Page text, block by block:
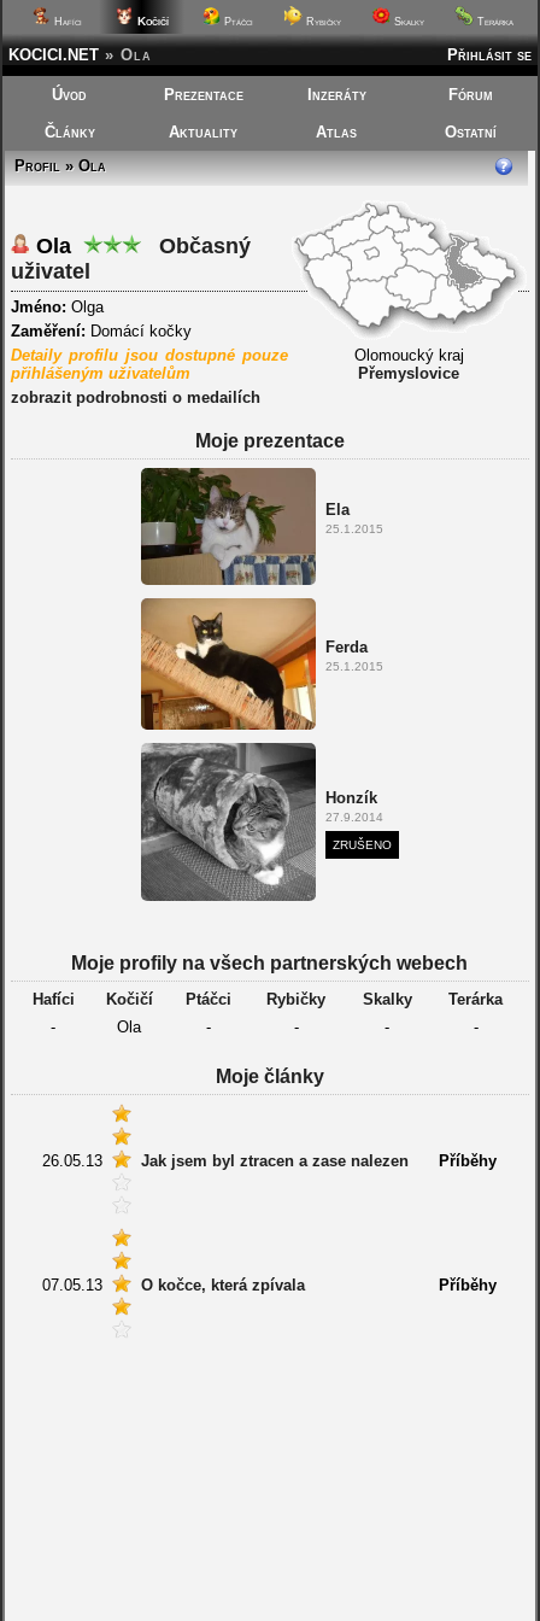
Hafíci Kočičí Ptáčci Rybičky Skalky Terárka
Přihlásit se
KOCICI.NET » Ola
Úvod Prezentace Inzeráty Fórum
Články Aktuality Atlas
Ostatní
Profil » Ola
Olomoucký kraj
Přemyslovice
Ola
Občasný
uživatel
Jméno: Olga
Zaměření: Domácí kočky
Detaily profilu jsou dostupné pouze
přihlášeným uživatelům
zobrazit podrobnosti o medailích
Moje prezentace
Ela
25.1.2015
Ferda
25.1.2015
Honzík
27.9.2014
ZRUŠENO
Moje profily na všech partnerských webech
Hafíci Kočičí Ptáčci Rybičky Skalky
Terárka
-
Ola - - - -
Moje články
26.05.13 Jak jsem byl ztracen a zase nalezen Příběhy
07.05.13 O kočce, která zpívala Příběhy